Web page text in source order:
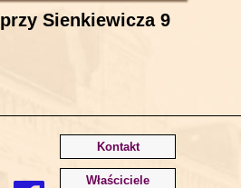
Sienkiewicza 9
Kontakt
Właściciele